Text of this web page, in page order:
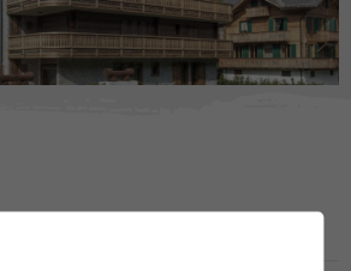
de Troistorrents / VS